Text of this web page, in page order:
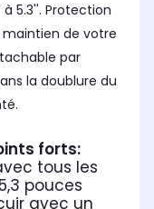
5.3''. Protection
maintien de votre
par
la doublure du
forts:
tous les
pouces
avec un